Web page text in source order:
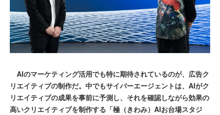
AIのマーケティング活用でも特に期待されているのが、広告ク
リエイティブの制作だ。中でもサイバーエージェントは、AIがク
リエイティブの成果を事前に予測し、それを確認しながら効果の
高いクリエイティブを制作する「極（きわみ）AIお台場スタジ